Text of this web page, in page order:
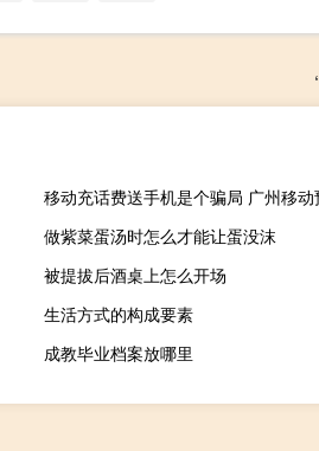
移动充话费送手机是个骗局 广州移
做紫菜蛋汤时怎么才能让蛋没沫
被提拔后酒桌上怎么开场
生活方式的构成要素
成教毕业档案放哪里